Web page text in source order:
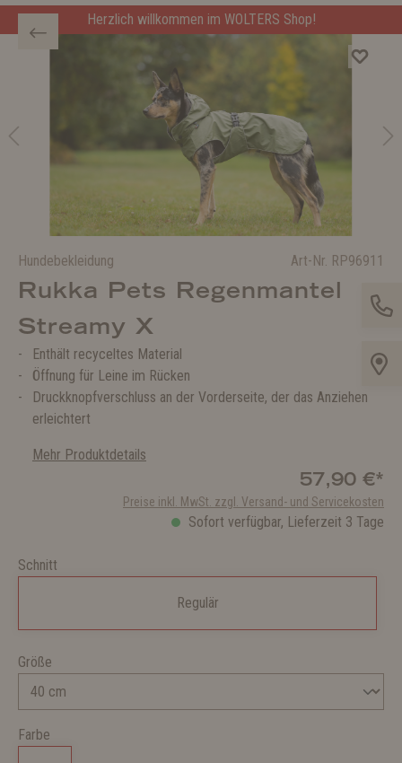
Herzlich willkommen im WOLTERS Shop!
Hundebekleidung Art-Nr. RP96911
Rukka Pets Regenmantel
Streamy X
Enthält recyceltes Material
Öffnung für Leine im Rücken
Druckknopfverschluss an der Vorderseite, der das Anziehen
erleichtert
Mehr Produktdetails
57,90 €*
Preise inkl. MwSt. zzgl. Versand- und Servicekosten
Sofort verfügbar, Lieferzeit 3 Tage
Schnitt
Regulär
Größe
Farbe